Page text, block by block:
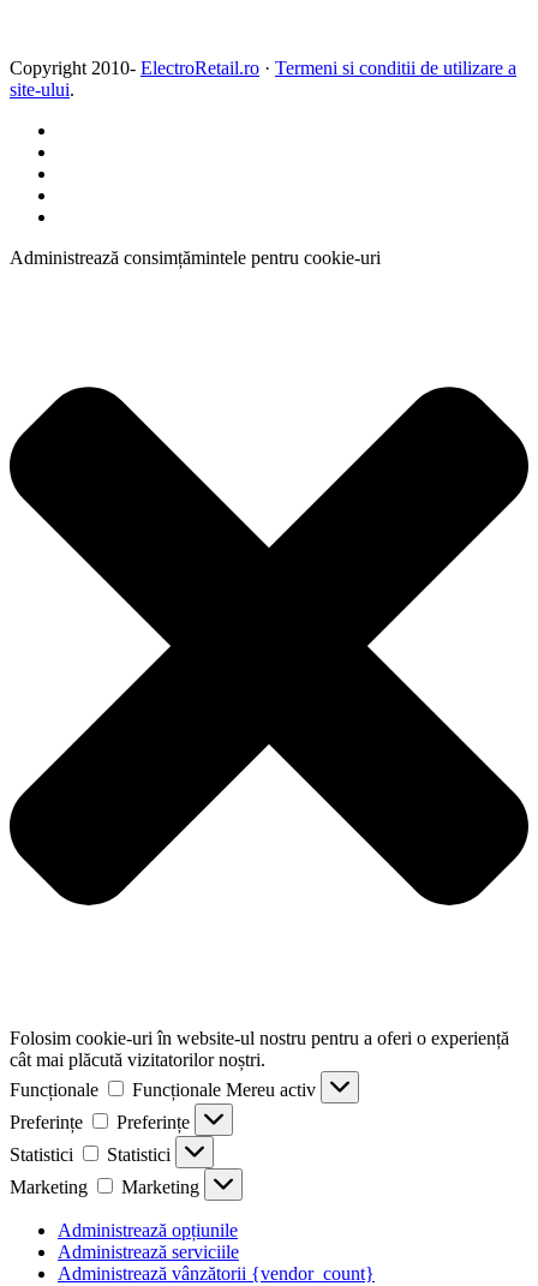
Copyright 2010- ElectroRetail.ro · Termeni si conditii de utilizare a
site-ului.
Administrează consimțămintele pentru cookie-uri
Folosim cookie-uri în website-ul nostru pentru a oferi o experiență
cât mai plăcută vizitatorilor noștri.
Funcționale
Funcționale Mereu activ
Preferințe
Preferințe
Statistici
Statistici
Marketing
Marketing
Administrează opțiunile
Administrează serviciile
Administrează vânzătorii {vendor_count}